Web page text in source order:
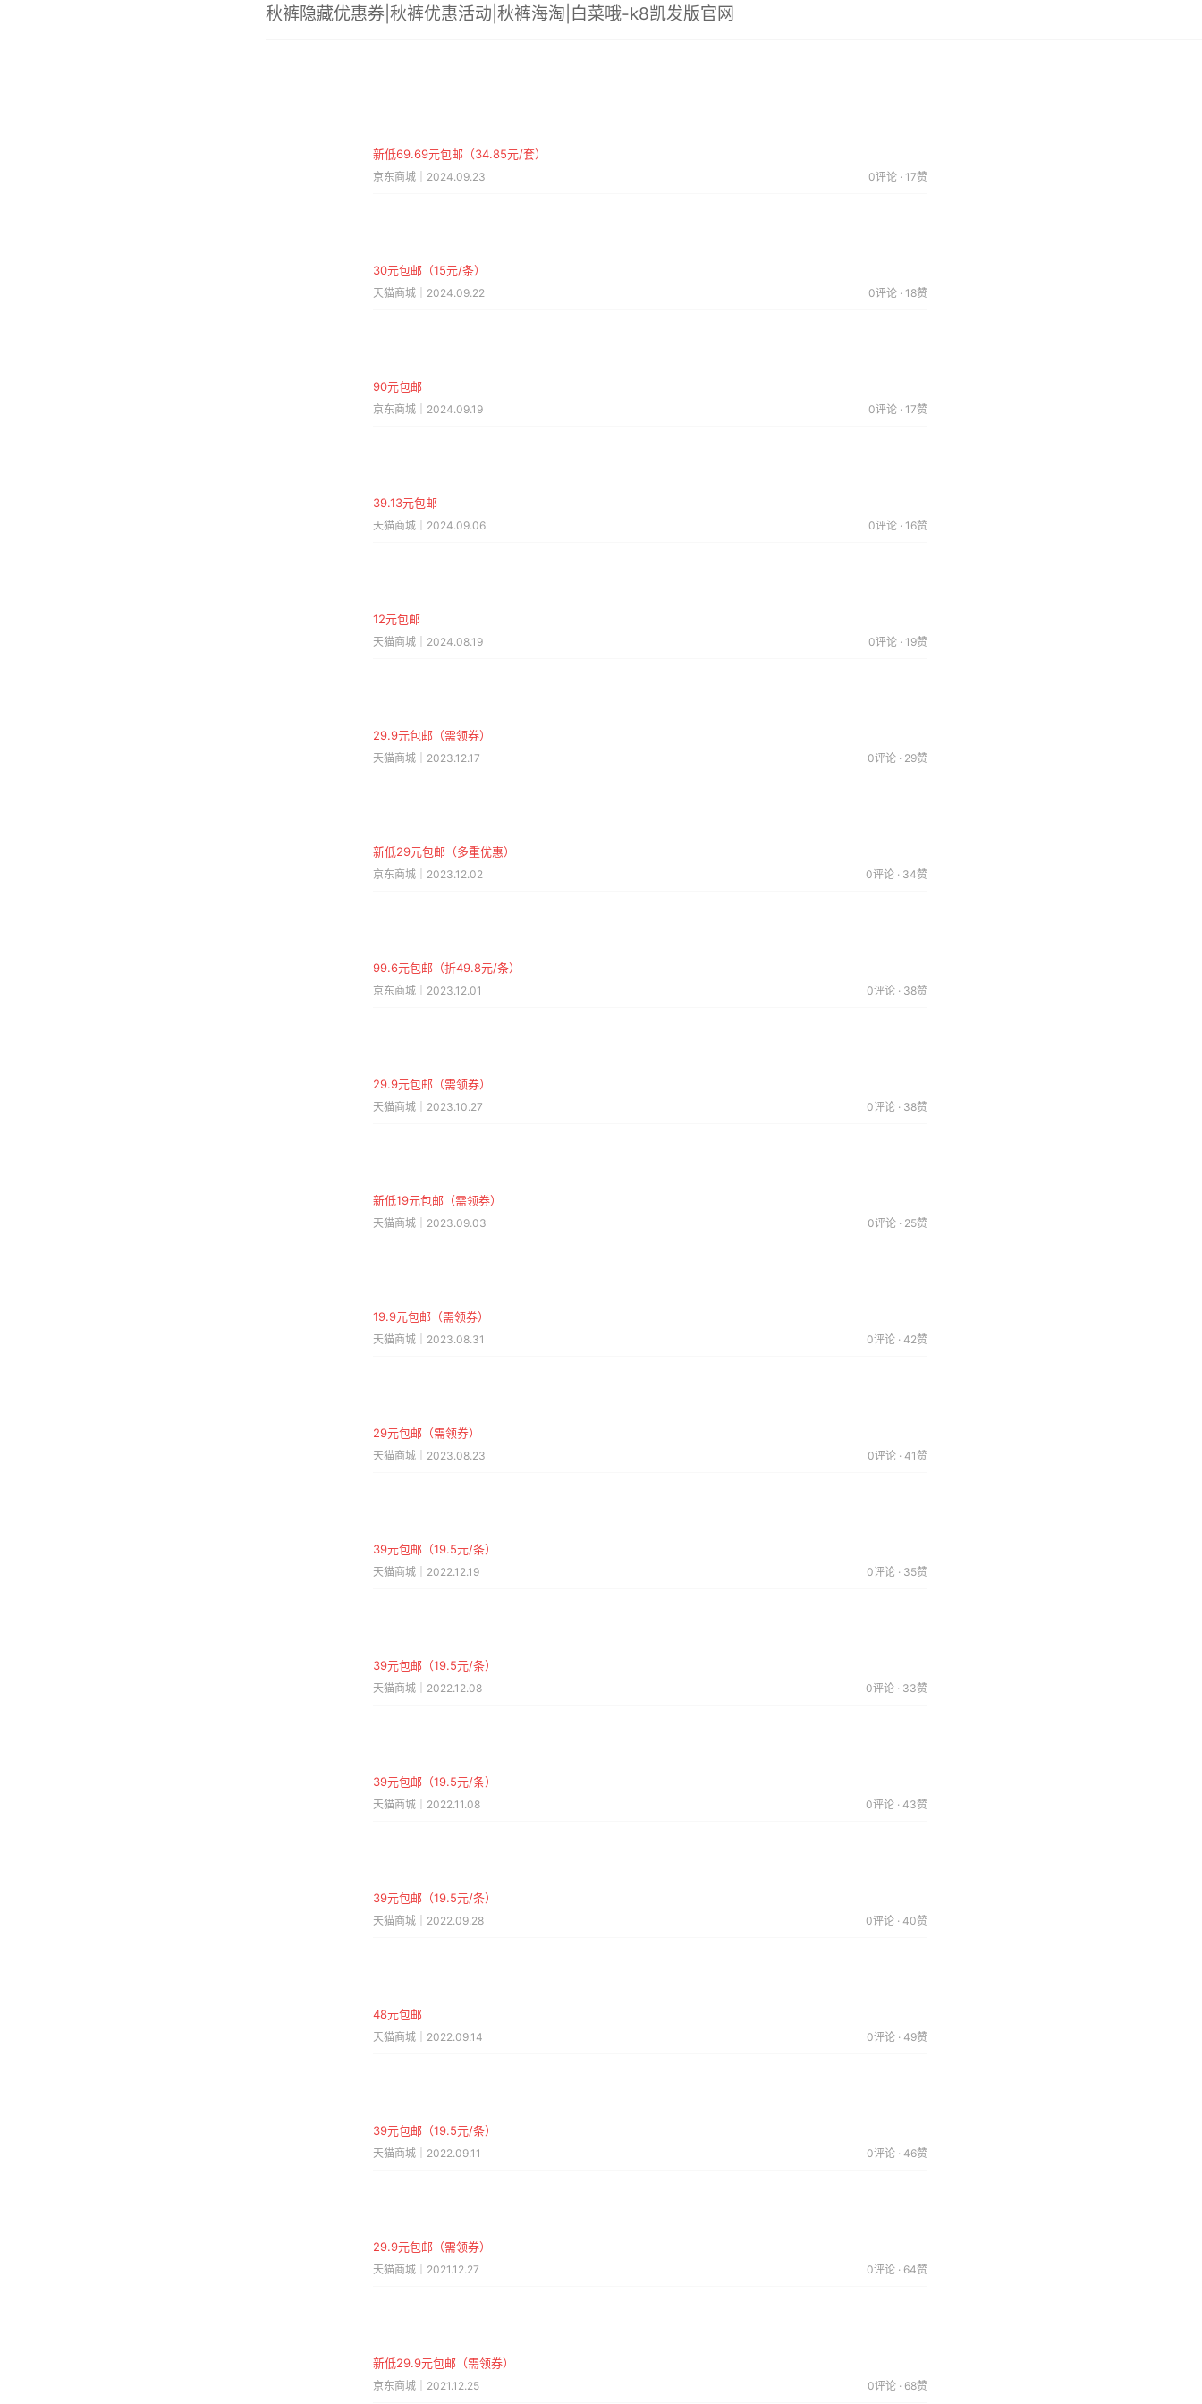
秋裤隐藏优惠券|秋裤优惠活动|秋裤海淘|白菜哦-k8凯发版官网
新低69.69元包邮（34.85元/套）
京东商城｜2024.09.23 0评论 · 17赞
30元包邮（15元/条）
天猫商城｜2024.09.22 0评论 · 18赞
90元包邮
京东商城｜2024.09.19 0评论 · 17赞
39.13元包邮
天猫商城｜2024.09.06 0评论 · 16赞
12元包邮
天猫商城｜2024.08.19 0评论 · 19赞
29.9元包邮（需领券）
天猫商城｜2023.12.17 0评论 · 29赞
新低29元包邮（多重优惠）
京东商城｜2023.12.02 0评论 · 34赞
99.6元包邮（折49.8元/条）
京东商城｜2023.12.01 0评论 · 38赞
29.9元包邮（需领券）
天猫商城｜2023.10.27 0评论 · 38赞
新低19元包邮（需领券）
天猫商城｜2023.09.03 0评论 · 25赞
19.9元包邮（需领券）
天猫商城｜2023.08.31 0评论 · 42赞
29元包邮（需领券）
天猫商城｜2023.08.23 0评论 · 41赞
39元包邮（19.5元/条）
天猫商城｜2022.12.19 0评论 · 35赞
39元包邮（19.5元/条）
天猫商城｜2022.12.08 0评论 · 33赞
39元包邮（19.5元/条）
天猫商城｜2022.11.08 0评论 · 43赞
39元包邮（19.5元/条）
天猫商城｜2022.09.28 0评论 · 40赞
48元包邮
天猫商城｜2022.09.14 0评论 · 49赞
39元包邮（19.5元/条）
天猫商城｜2022.09.11 0评论 · 46赞
29.9元包邮（需领券）
天猫商城｜2021.12.27 0评论 · 64赞
新低29.9元包邮（需领券）
京东商城｜2021.12.25 0评论 · 68赞